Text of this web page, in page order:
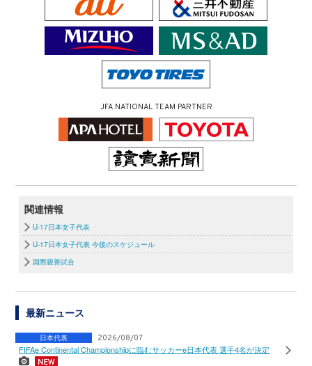
JFA NATIONAL TEAM PARTNER
関連情報
U-17日本女子代表
U-17日本女子代表 今後のスケジュール
国際親善試合
最新ニュース
日本代表 2026/08/07
FIFAe Continental Championshipに臨むサッカーe日本代表 選手4名が決定